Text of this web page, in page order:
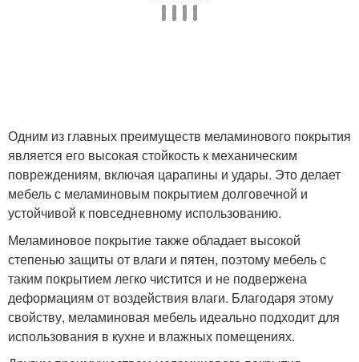
Одним из главных преимуществ меламинового покрытия
является его высокая стойкость к механическим
повреждениям, включая царапины и удары. Это делает
мебель с меламиновым покрытием долговечной и
устойчивой к повседневному использованию.
Меламиновое покрытие также обладает высокой
степенью защиты от влаги и пятен, поэтому мебель с
таким покрытием легко чистится и не подвержена
деформациям от воздействия влаги. Благодаря этому
свойству, меламиновая мебель идеально подходит для
использования в кухне и влажных помещениях.